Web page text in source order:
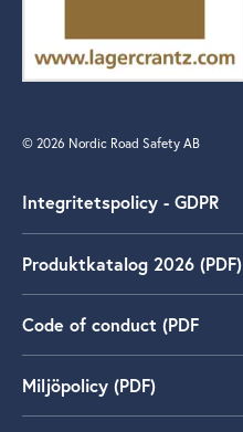
© 2026 Nordic Road Safety AB
Integritetspolicy - GDPR
Produktkatalog 2026 (PDF)
Code of conduct (PDF
Miljöpolicy (PDF)